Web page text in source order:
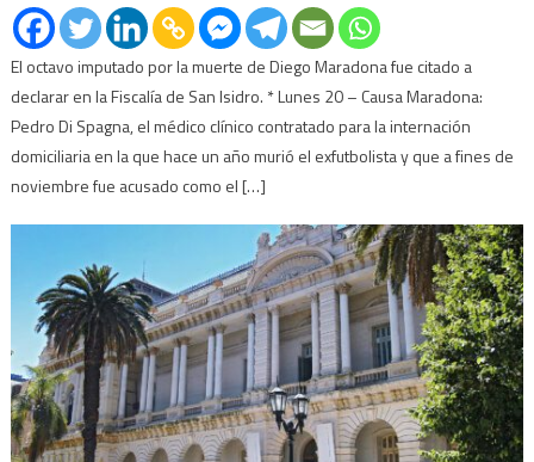
El octavo imputado por la muerte de Diego Maradona fue citado a
declarar en la Fiscalía de San Isidro. * Lunes 20 – Causa Maradona:
Pedro Di Spagna, el médico clínico contratado para la internación
domiciliaria en la que hace un año murió el exfutbolista y que a fines de
noviembre fue acusado como el […]